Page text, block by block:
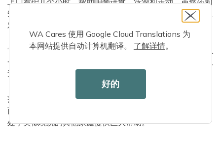
知道并不是每个人都能负担得起长期护理服务，但家庭护理
对她来说是一种解脱。
“我可以趁着休息时间出去买些杂货，”她说，“我可以和别人
一起散步。从情感上来说，我确实得到了休息，护理人员也
通过与我交谈来支持我。”
莎莉表示，WA Cares 本可以帮助她应对意外的医疗费用，
而且由于她在护理人员支持服务方面的背景，她知道这将为
处于类似境况的其他家庭提供巨大帮助。
WA Cares 使用 Google Cloud Translations 为
本网站提供自动计算机翻译。 了解详情。
好的